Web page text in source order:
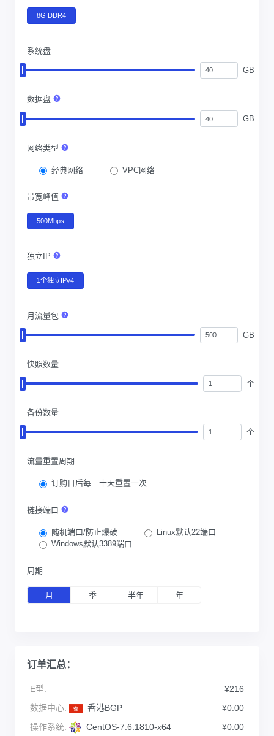
8G DDR4
系统盘
GB
数据盘
GB
网络类型
经典网络 VPC网络
带宽峰值
500Mbps
独立IP
1个独立IPv4
月流量包
GB
快照数量
个
备份数量
个
流量重置周期
订购日后每三十天重置一次
链接端口
随机端口/防止爆破
Linux默认22端口
Windows默认3389端口
周期
月 季 半年 年
订单汇总：
E型:
¥216
数据中心:
香港BGP
¥0.00
操作系统:
CentOS-7.6.1810-x64
¥0.00